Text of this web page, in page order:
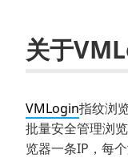
关于
VMLogin指纹浏
批量安全管理浏
览器一条IP，每